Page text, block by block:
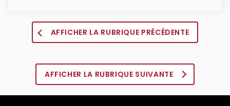
AFFICHER LA RUBRIQUE PRÉCÉDENTE
AFFICHER LA RUBRIQUE SUIVANTE